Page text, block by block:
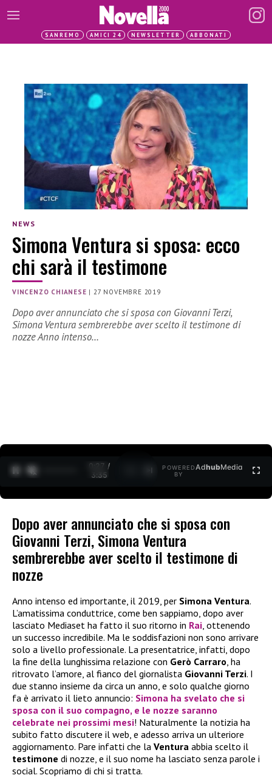
SANREMO AMICI 24 NEWSLETTER ABBONATI
NEWS
Simona Ventura si sposa: ecco
chi sarà il testimone
VINCENZO CHIANESE |27 NOVEMBRE 2019
Dopo aver annunciato che si sposa con Giovanni Terzi,
Simona Ventura sembrerebbe aver scelto il testimone di
nozze Anno intenso…
0:27 /
3:35
POWERED
BY
AdhubMedia
Dopo aver annunciato che si sposa con
Giovanni Terzi, Simona Ventura
sembrerebbe aver scelto il testimone di
nozze
Anno intenso ed importante, il 2019, per Simona Ventura.
L’amatissima conduttrice, come ben sappiamo, dopo aver
lasciato Mediaset ha fatto il suo ritorno in Rai, ottenendo
un successo incredibile. Ma le soddisfazioni non sono arrivare
solo a livello professionale. La presentatrice, infatti, dopo
la fine della lunghissima relazione con Gerò Carraro, ha
ritrovato l’amore, al fianco del giornalista Giovanni Terzi. I
due stanno insieme da circa un anno, e solo qualche giorno
fa è arrivato il lieto annuncio: Simona ha svelato che si
sposa con il suo compagno, e le nozze saranno
celebrate nei prossimi mesi! Naturalmente la notizia ha
subito fatto discutere il web, e adesso arriva un ulteriore
aggiornamento. Pare infatti che la Ventura abbia scelto il
testimone di nozze, e il suo nome ha lasciato senza parole i
social. Scopriamo di chi si tratta.